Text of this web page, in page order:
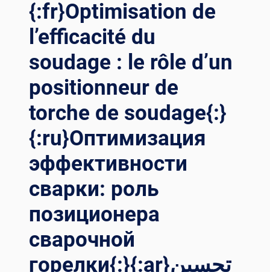
{:fr}Optimisation de
l’efficacité du
soudage : le rôle d’un
positionneur de
torche de soudage{:}
{:ru}Оптимизация
эффективности
сварки: роль
позиционера
сварочной
горелки{:}{:ar}تحسين